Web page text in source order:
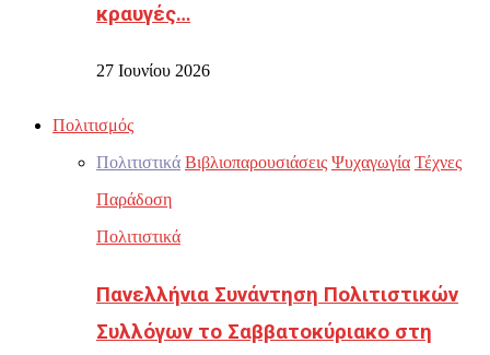
κραυγές…
27 Ιουνίου 2026
Πολιτισμός
Πολιτιστικά Βιβλιοπαρουσιάσεις Ψυχαγωγία Τέχνες
Παράδοση
Πολιτιστικά
Πανελλήνια Συνάντηση Πολιτιστικών
Συλλόγων το Σαββατοκύριακο στη